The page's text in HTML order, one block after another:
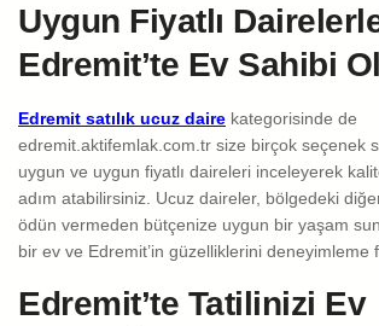
Uygun Fiyatlı
Edremit’te Ev Sahibi
Edremit satılık ucuz daire kategorisinde de
edremit.aktifemlak.com.tr size birçok seçenek
uygun ve uygun fiyatlı daireleri inceleyerek
adım atabilirsiniz. Ucuz daireler, bölgedeki
ödün vermeden bütçenize uygun bir yaşam
bir ev ve Edremit’in güzelliklerini deneyimleme
Edremit’te Tatilinizi Ev